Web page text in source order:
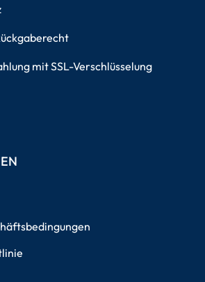
mit SSL-Verschlüsselung